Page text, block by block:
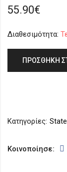
55.90€
Διαθεσιμότητα:
ΠΡΟΣΘΉΚΗ
Κατηγορίες:
Κοινοποίησε: